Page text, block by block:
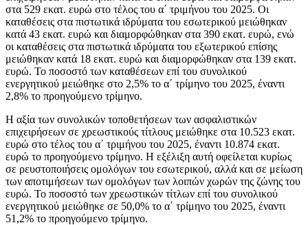
στα 529 εκατ. ευρώ στο τέλος του α΄ τριμήνου του 2025. Oι
καταθέσεις στα πιστωτικά ιδρύματα του εσωτερικού μειώθηκαν
κατά 43 εκατ. ευρώ και διαμορφώθηκαν στα 390 εκατ. ευρώ, ενώ
οι καταθέσεις στα πιστωτικά ιδρύματα του εξωτερικού επίσης
μειώθηκαν κατά 18 εκατ. ευρώ και διαμορφώθηκαν στα 139 εκατ.
ευρώ. Το ποσοστό των καταθέσεων επί του συνολικού
ενεργητικού μειώθηκε στο 2,5% το α΄ τρίμηνο του 2025, έναντι
2,8% το προηγούμενο τρίμηνο.
Η αξία των συνολικών τοποθετήσεων των ασφαλιστικών
επιχειρήσεων σε χρεωστικούς τίτλους μειώθηκε στα 10.523 εκατ.
ευρώ στο τέλος του α΄ τριμήνου του 2025, έναντι 10.874 εκατ.
ευρώ το προηγούμενο τρίμηνο. Η εξέλιξη αυτή οφείλεται κυρίως
σε ρευστοποιήσεις ομολόγων του εσωτερικού, αλλά και σε μείωση
των αποτιμήσεων των ομολόγων των λοιπών χωρών της ζώνης του
ευρώ. Το ποσοστό των χρεωστικών τίτλων επί του συνολικού
ενεργητικού μειώθηκε σε 50,0% το α΄ τρίμηνο του 2025, έναντι
51,2% το προηγούμενο τρίμηνο.